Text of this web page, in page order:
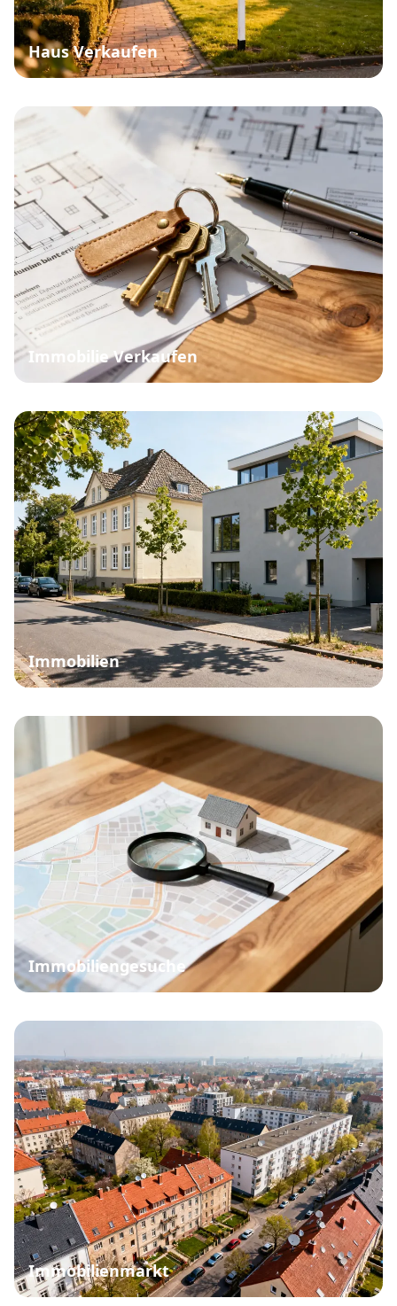
Haus Verkaufen
Immobilie Verkaufen
Immobilien
Immobiliengesuche
Immobilienmarkt